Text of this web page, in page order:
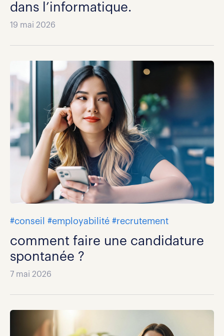
dans l’informatique.
19 mai 2026
#conseil #employabilité #recrutement
comment faire une candidature
spontanée ?
7 mai 2026